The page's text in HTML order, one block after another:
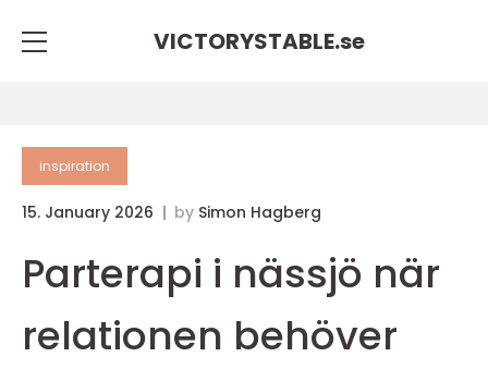
VICTORYSTABLE.se
inspiration
15. January 2026 by Simon Hagberg
Parterapi i nässjö när
relationen behöver